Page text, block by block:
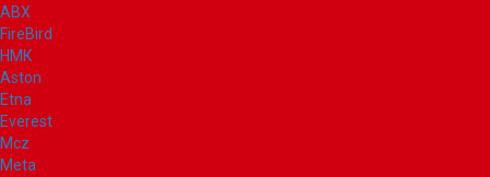
ABX
FireBird
НМК
Aston
Etna
Everest
Mcz
Meta